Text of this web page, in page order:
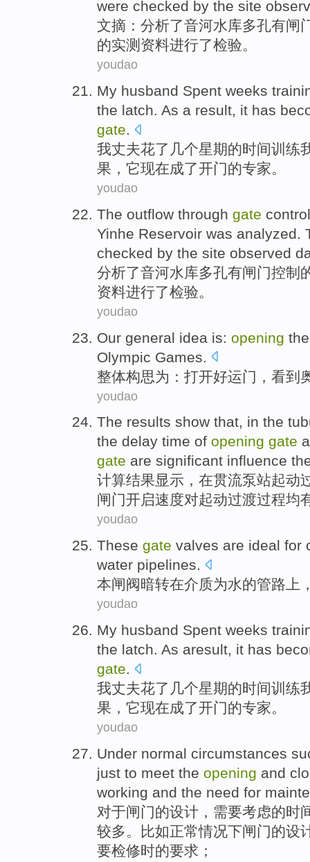
were checked by the site
文摘 ： 分析了音河水库多孔有闸
的实测 资料进行了检验。
youdao
My husband Spent weeks
the latch. As a result, it has
gate.
我丈夫花了 几个星期的时间训练
果 ， 它现在成了开门的专家。
youdao
The outflow through gate
Yinhe Reservoir was analyzed.
checked by the site observed
分析了音河水库多孔有闸门控制
资料进行了检验。
youdao
Our general idea is: opening the
Olympic Games
整体构思为 ： 打开好运门 ，看到
youdao
The results show that, in the
the delay time of opening gate
gate are significant influence
计算结果显示 ， 在贯流泵站起动
闸门开启速度对起动过渡过程均
youdao
These gate valves are ideal for
water pipelines.
本闸阀暗转在介质为水的管路上
youdao
My husband Spent weeks
the latch. As aresult, it has
gate.
我丈夫花了 几个星期的时间训练
果， 它现在成了开门的专家。
youdao
Under normal circumstances
just to meet the opening and
working and the need for
对于闸门的设计 ，需要考虑的时
较多。
比如正常情况下闸门的设
要检修时的要求；